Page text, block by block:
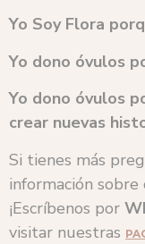
Yo Soy Flora
Yo dono óvulos
Yo dono óvulos
crear nuevas
Si tienes más
información
¡Escríbenos por
visitar nuestras